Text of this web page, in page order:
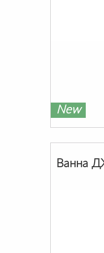
New
Ванна